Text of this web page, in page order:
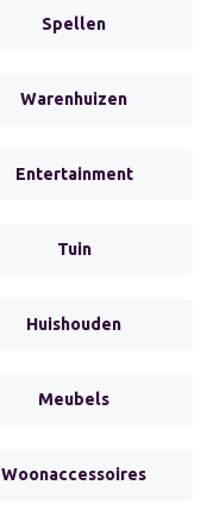
Spellen
Warenhuizen
Entertainment
Tuin
Huishouden
Meubels
Woonaccessoires